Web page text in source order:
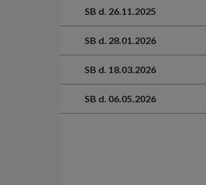
SB d. 26.11.2025
SB d. 28.01.2026
SB d. 18.03.2026
SB d. 06.05.2026